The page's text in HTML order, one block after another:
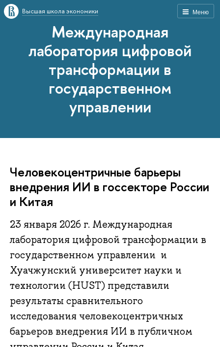
Меню
Высшая школа экономики
Международная
лаборатория цифровой
трансформации в
государственном
управлении
Человекоцентричные барьеры
внедрения ИИ в госсекторе России
и Китая
23 января 2026 г. Международная
лаборатория цифровой трансформации в
государственном управлении и
Хуачжунский университет науки и
технологии (HUST) представили
результаты сравнительного
исследования человекоцентричных
барьеров внедрения ИИ в публичном